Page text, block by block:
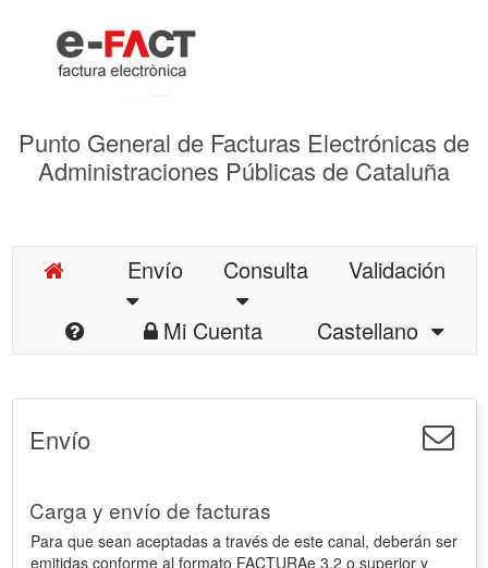
Punto General de Facturas Electrónicas de
Administraciones Públicas de Cataluña
Envío Consulta
Validación
Mi Cuenta
Castellano
Envío
Carga y envío de facturas
Para que sean aceptadas a través de este canal, deberán ser
emitidas conforme al formato FACTURAe 3.2 o superior y